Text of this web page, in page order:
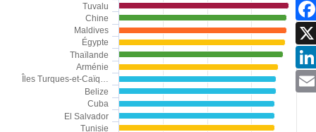
Tuvalu
Chine
Maldives
Égypte
Thaïlande
Arménie
Îles Turques-et-Caïq…
Belize
Cuba
El Salvador
Tunisie